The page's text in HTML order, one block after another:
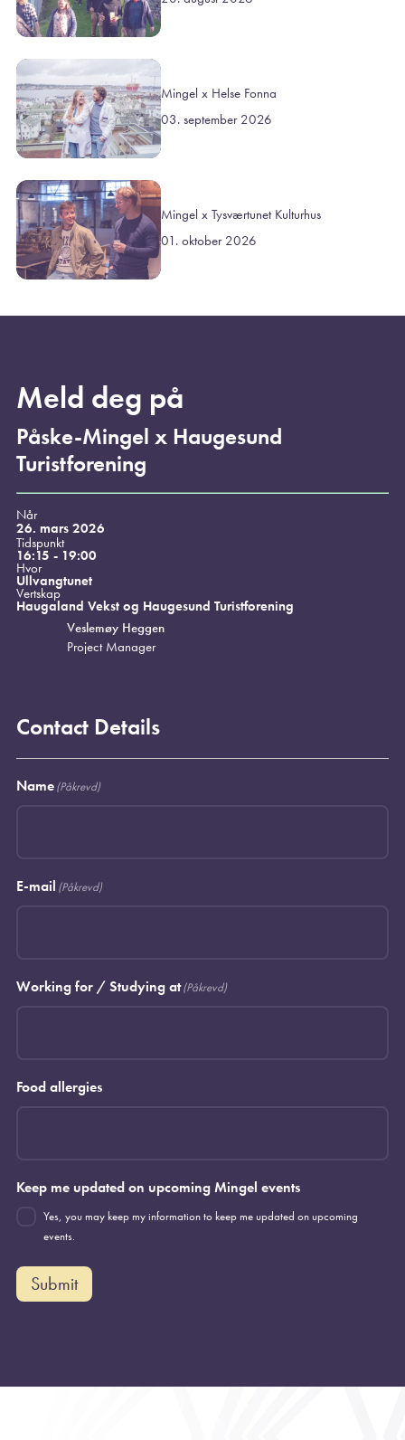
Mingel x Helse Fonna
03. september 2026
Mingel x Tysværtunet Kulturhus
01. oktober 2026
Meld deg på
Påske-Mingel x Haugesund
Turistforening
Når
26. mars 2026
Tidspunkt
16:15 - 19:00
Hvor
Ullvangtunet
Vertskap
Haugaland Vekst og Haugesund Turistforening
Veslemøy Heggen
Project Manager
Contact Details
Name(Påkrevd)
E-mail (Påkrevd)
Working for / Studying at(Påkrevd)
Food allergies
Keep me updated on upcoming Mingel events
Yes, you may keep my information to keep me updated on upcoming
events.
Submit